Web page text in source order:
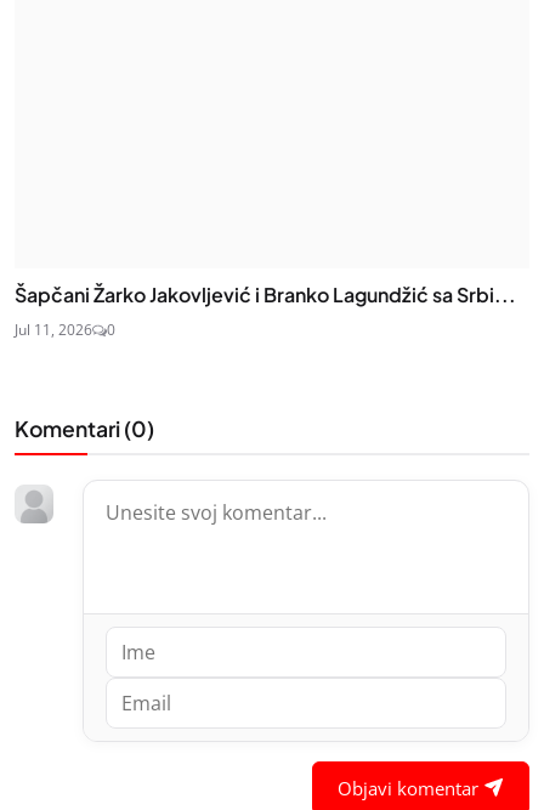
Šapčani Žarko Jakovljević i Branko Lagundžić sa Srbi...
Jul 11, 2026 0
Komentari (0)
Objavi komentar